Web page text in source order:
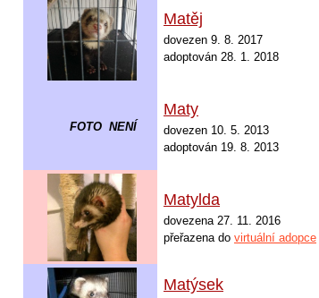
Matěj
dovezen 9. 8. 2017
adoptován 28. 1. 2018
FOTO NENÍ
Maty
dovezen 10. 5. 2013
adoptován 19. 8. 2013
Matylda
dovezena 27. 11. 2016
přeřazena do virtuální adopce
Matýsek